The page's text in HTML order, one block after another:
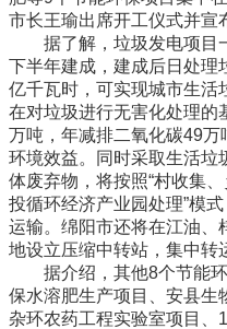
市长王瑜出席开工仪式并宣
据了解，垃圾发电项目
下半年建成，建成后日处理
亿千瓦时，可实现城市生活
在对垃圾进行无害化处理的
万吨，年减排二氧化碳49
环境效益。同时采取生活垃
体废弃物，将按照“村收集
投循环经济产业园处理”模
运输。绵阳市还将在江油、
地设立压缩中转站，集中转
据介绍，其他8个节能环
保水溶肥生产项目、安县生
杂环农药工程实验室项目、